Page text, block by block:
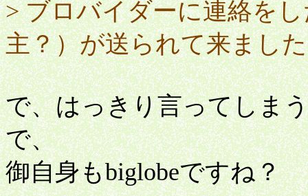
> ブロバイダーに連絡を
主？）が送られて来ました
で、はっきり言ってしま
で、
御自身もbiglobeですね？